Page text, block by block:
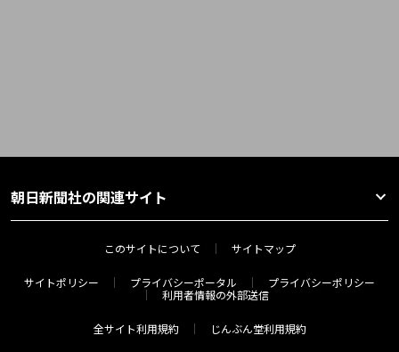
朝日新聞社の関連サイト
このサイトについて サイトマップ
サイトポリシー プライバシーポータル
プライバシーポリシー
利用者情報の外部送信
全サイト利用規約 じんぶん堂利用規約